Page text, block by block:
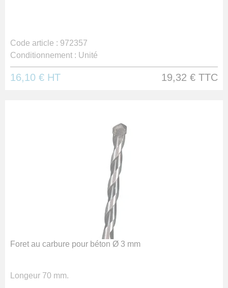
Code article : 972357
Conditionnement : Unité
16,10 € HT 19,32 € TTC
Foret au carbure pour béton Ø 3 mm
Longeur 70 mm.